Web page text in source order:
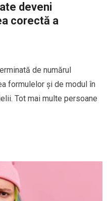
deveni
corectă a
de numărul
formulelor și de modul în
Tot mai multe persoane